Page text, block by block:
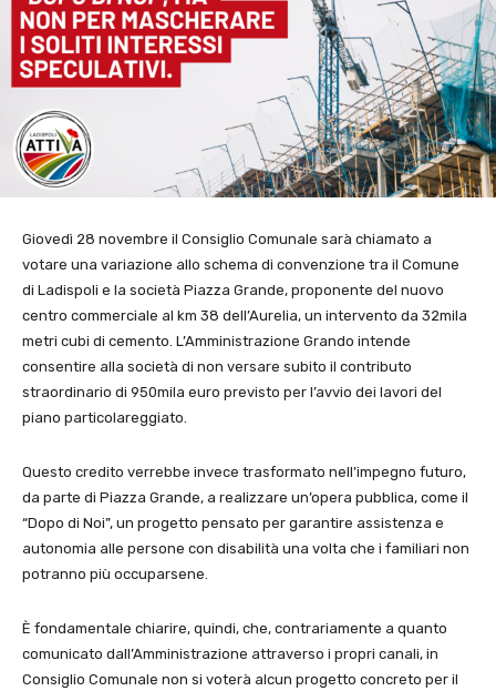
Giovedì 28 novembre il Consiglio Comunale sarà chiamato a
votare una variazione allo schema di convenzione tra il Comune
di Ladispoli e la società Piazza Grande, proponente del nuovo
centro commerciale al km 38 dell’Aurelia, un intervento da 32mila
metri cubi di cemento. L’Amministrazione Grando intende
consentire alla società di non versare subito il contributo
straordinario di 950mila euro previsto per l’avvio dei lavori del
piano particolareggiato.
Questo credito verrebbe invece trasformato nell’impegno futuro,
da parte di Piazza Grande, a realizzare un’opera pubblica, come il
“Dopo di Noi”, un progetto pensato per garantire assistenza e
autonomia alle persone con disabilità una volta che i familiari non
potranno più occuparsene.
È fondamentale chiarire, quindi, che, contrariamente a quanto
comunicato dall’Amministrazione attraverso i propri canali, in
Consiglio Comunale non si voterà alcun progetto concreto per il